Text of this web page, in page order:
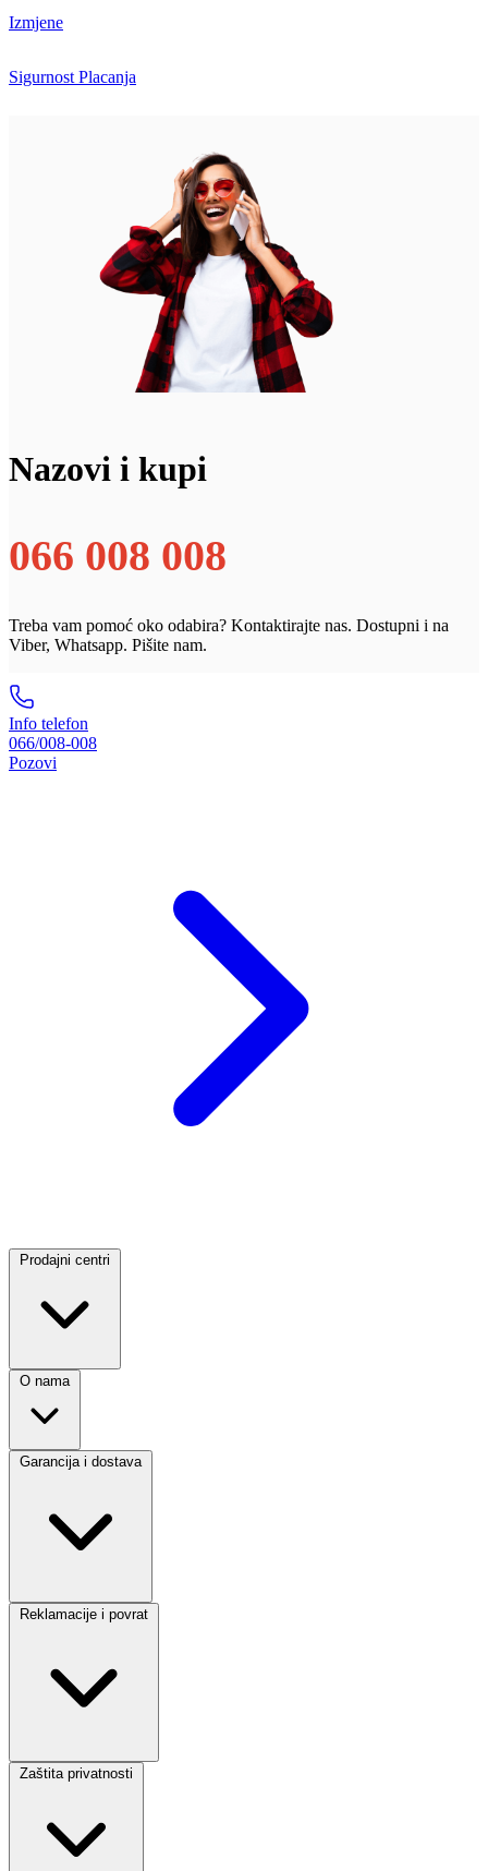
Izmjene
Sigurnost Placanja
Nazovi i kupi
066 008 008
Treba vam pomoć oko odabira? Kontaktirajte nas. Dostupni i na
Viber, Whatsapp. Pišite nam.
Info telefon
066/008-008
Pozovi
Prodajni centri
O nama
Garancija i dostava
Reklamacije i povrat
Zaštita privatnosti